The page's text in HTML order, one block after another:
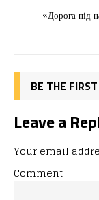
o
o
o
n
«Дорога під
BE THE
Leave a
Your email
Comment